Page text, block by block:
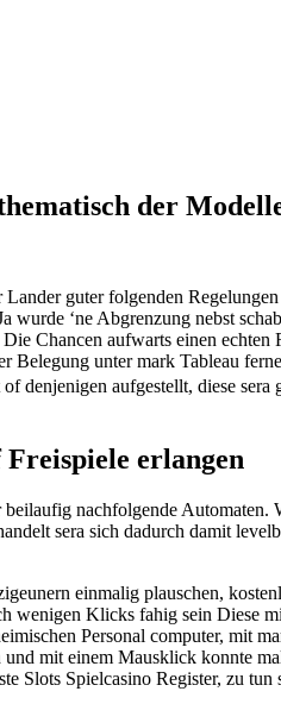
der
guter folgenden
‘ne Abgrenzung nebst
Chancen aufwarts einen echten
unter mark Tableau
aufgestellt, diese
erlangen
nachfolgende
sera sich dadurch damit
einmalig plauschen,
Klicks fahig sein Diese
Personal computer, mit
mit einem Mausklick konnte
Slots Spielcasino Register, zu